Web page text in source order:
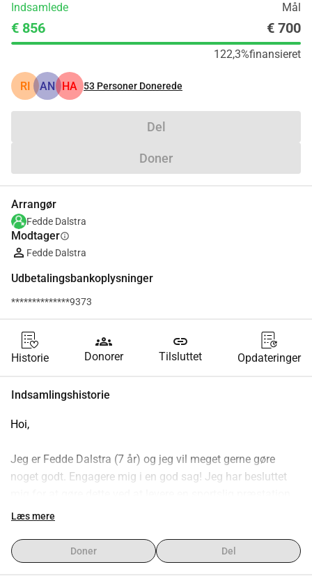
Indsamlede Mål
€ 856 € 700
122,3%finansieret
RI AN HA 53 Personer Donerede
Del
Doner
Arrangør
Fedde Dalstra
Modtagerinfo
Fedde Dalstra
Udbetalingsbankoplysninger
**************9373
Historie
groups
Donorer
link
Tilsluttet Opdateringer
Indsamlingshistorie
Hoi,
Jeg er Fedde Dalstra (7 år) og jeg vil meget gerne gøre
noget godt. Engagere mig i en god sag! Jeg har besluttet
og lade mig sponsere!
Hvad skal jeg præcist gøre?
Den 25. februar vil jeg begynde min super lange vandretur.
Læs mere
Doner Del